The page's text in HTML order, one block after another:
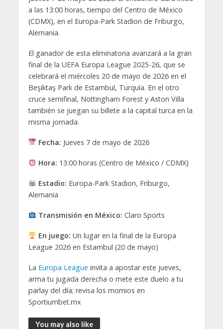
a las 13:00 horas, tiempo del Centro de México
(CDMX), en el Europa-Park Stadion de Friburgo,
Alemania.
El ganador de esta eliminatoria avanzará a la gran
final de la UEFA Europa League 2025-26, que se
celebrará el miércoles 20 de mayo de 2026 en el
Beşiktaş Park de Estambul, Turquía. En el otro
cruce semifinal, Nottingham Forest y Aston Villa
también se juegan su billete a la capital turca en la
misma jornada.
Fecha: Jueves 7 de mayo de 2026
Hora: 13:00 horas (Centro de México / CDMX)
Estadio: Europa-Park Stadion, Friburgo,
Alemania
Transmisión en México: Claro Sports
En juego: Un lugar en la final de la Europa
League 2026 en Estambul (20 de mayo)
La Europa League invita a apostar este jueves,
arma tu jugada derecha o mete este duelo a tu
parlay del día; revisa los momios en
Sportiumbet.mx
You may also like